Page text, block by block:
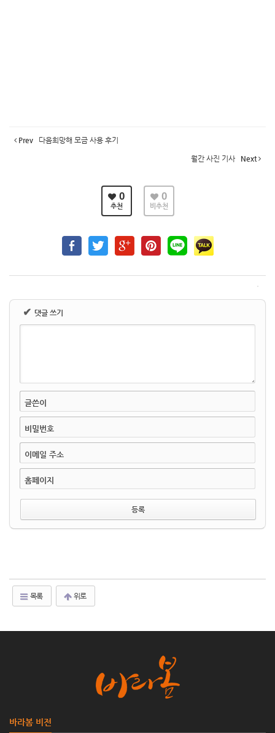
Prev 다음희망해 모금 사용 후기
월간 사진 기사 Next
0
추천
0
비추천
✔ 댓글 쓰기
글쓴이
비밀번호
이메일 주소
홈페이지
목록 위로
바라봄 비전